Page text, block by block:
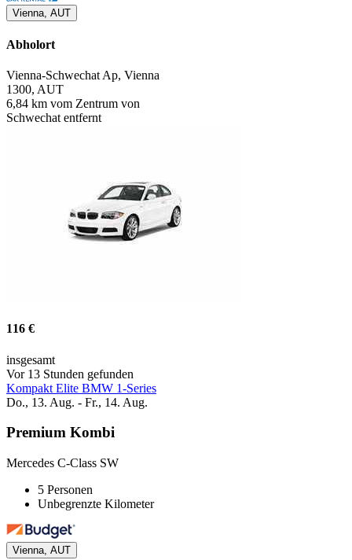
Vienna, AUT
Abholort
Vienna-Schwechat Ap, Vienna
1300, AUT
6,84 km vom Zentrum von
Schwechat entfernt
116 €
insgesamt
Vor 13 Stunden gefunden
Kompakt Elite BMW 1-Series
Do., 13. Aug. - Fr., 14. Aug.
Premium Kombi
Mercedes C-Class SW
5 Personen
Unbegrenzte Kilometer
Vienna, AUT